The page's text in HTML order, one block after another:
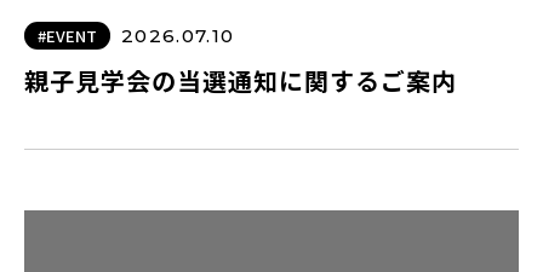
#EVENT 2026.07.10
親子見学会の当選通知に関するご案内